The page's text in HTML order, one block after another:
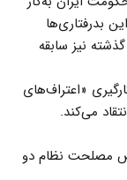
بدرفتاری‌ها
نیز سابقه
«اعتراف‌های
می‌کند.
مصلحت نظام دو